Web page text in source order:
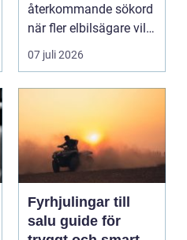
återkommande sökord
när fler elbilsägare vill
ladda hemma på ett
säk...
07 juli 2026
Fyrhjulingar till
salu guide för